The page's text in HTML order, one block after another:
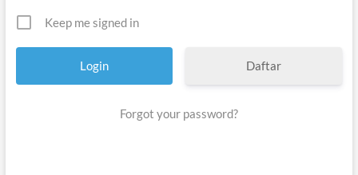
Keep me signed in
Daftar
Forgot your password?